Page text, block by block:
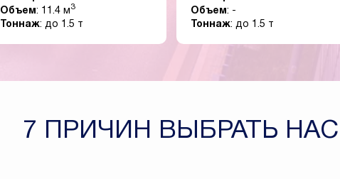
Объем: 11.4 м 3
Тоннаж: до 1.5 т
Объем: -
Тоннаж: до 1.5 т
7 ПРИЧИН ВЫБРАТЬ НАС